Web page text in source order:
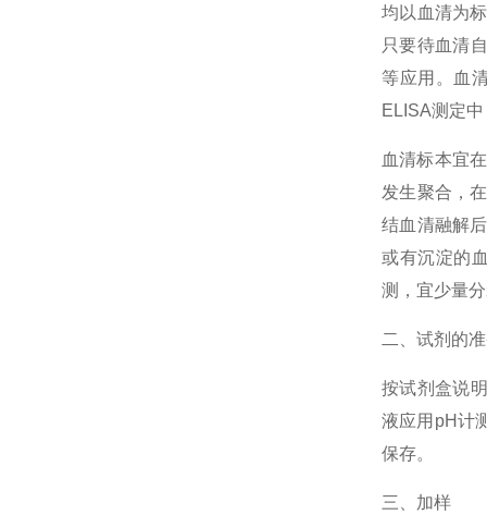
均以血清为
只要待血清
等应用。血
ELISA测定
血清标本宜
发生聚合，
结血清融解
或有沉淀的
测，宜少量
二、试剂的
按试剂盒说
液应用pH计
保存。
三、加样